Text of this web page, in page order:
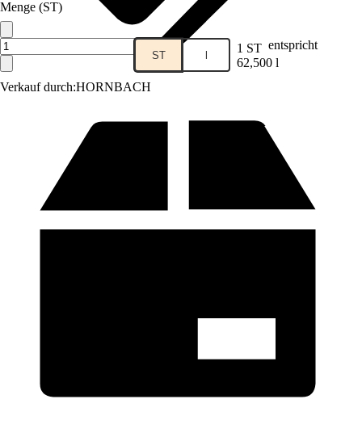
Verkauf durch:HORNBACH
Menge (ST)
ST l 1 ST entspricht
62,500 l